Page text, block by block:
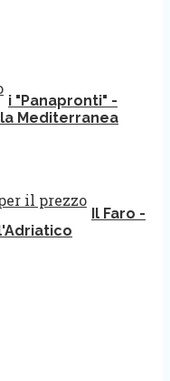
i "Panapronti" -
Mediterranea
il prezzo
Il Faro -